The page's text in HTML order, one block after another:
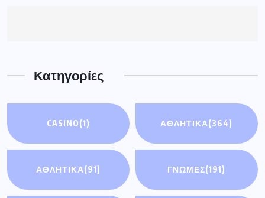
Κατηγορίες
CASINO(1) ΑΘΛΗΤΙΚΑ(364)
ΑΘΛΗΤΙΚΆ(91) ΓΝΩΜΕΣ(191)